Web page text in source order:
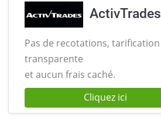
ActivTrades
Pas de recotations, tarification
transparente
et aucun frais caché.
Cliquez ici